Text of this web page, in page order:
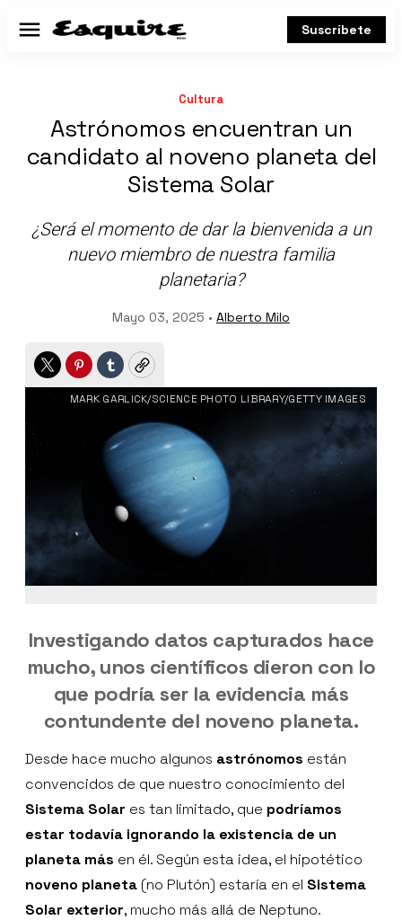
Menú Suscríbete
Cultura
Astrónomos encuentran un
candidato al noveno planeta del
Sistema Solar
¿Será el momento de dar la bienvenida a un
nuevo miembro de nuestra familia
planetaria?
Mayo 03, 2025 • Alberto Milo
TwitterPinterest
TumblrCopy
MARK GARLICK/SCIENCE PHOTO LIBRARY/GETTY IMAGES
Investigando datos capturados hace
mucho, unos científicos dieron con lo
que podría ser la evidencia más
contundente del noveno planeta.
Desde hace mucho algunos astrónomos están
convencidos de que nuestro conocimiento del
Sistema Solar es tan limitado, que podríamos
estar todavía ignorando la existencia de un
planeta más en él. Según esta idea, el hipotético
noveno planeta (no Plutón) estaría en el Sistema
Solar exterior, mucho más allá de Neptuno.